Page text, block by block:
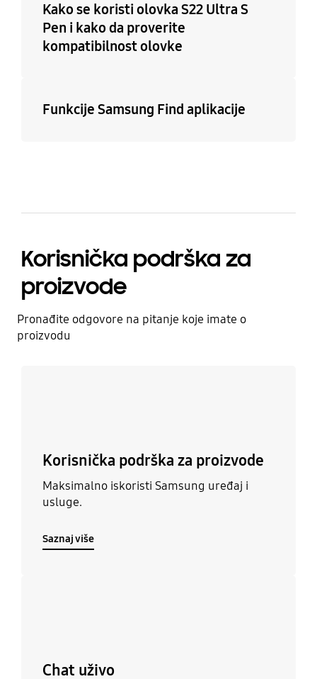
Kako se koristi olovka S22 Ultra S
Pen i kako da proverite
kompatibilnost olovke
Funkcije Samsung Find aplikacije
Korisnička podrška za
proizvode
Pronađite odgovore na pitanje koje imate o
proizvodu
Korisnička podrška za proizvode
Maksimalno iskoristi Samsung uređaj i
usluge.
Saznaj više
Chat uživo